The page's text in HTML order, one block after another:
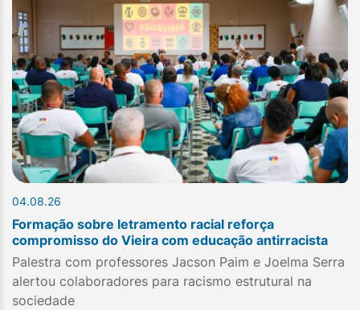
04.08.26
Formação sobre letramento racial reforça
compromisso do Vieira com educação antirracista
Palestra com professores Jacson Paim e Joelma Serra
alertou colaboradores para racismo estrutural na
sociedade